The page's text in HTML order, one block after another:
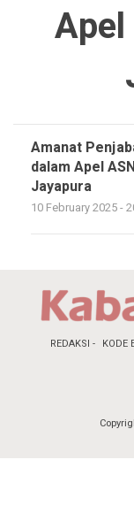
Amanat
dalam Apel
Jayapura
10 February 2025 -
REDAKSI KODE